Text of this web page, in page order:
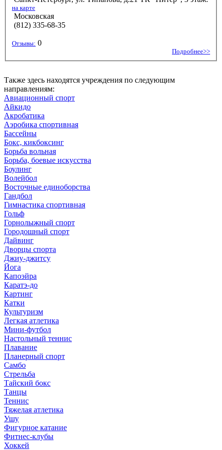
на карте
Московская
(812) 335-68-35
Отзывы: 0
Подробнее>>
Также здесь находятся учреждения по следующим
направлениям:
Авиационный спорт
Айкидо
Акробатика
Аэробика спортивная
Бассейны
Бокс, кикбоксинг
Борьба вольная
Борьба, боевые искусства
Боулинг
Волейбол
Восточные единоборства
Гандбол
Гимнастика спортивная
Гольф
Горнолыжный спорт
Городошный спорт
Дайвинг
Дворцы спорта
Джиу-джитсу
Йога
Капоэйра
Каратэ-до
Картинг
Катки
Культуризм
Легкая атлетика
Мини-футбол
Настольный теннис
Плавание
Планерный спорт
Самбо
Стрельба
Тайский бокс
Танцы
Теннис
Тяжелая атлетика
Ушу
Фигурное катание
Фитнес-клубы
Хоккей